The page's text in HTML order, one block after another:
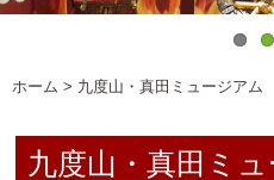
ホーム > 九度山・真田ミュージアム
九度山・真田ミ